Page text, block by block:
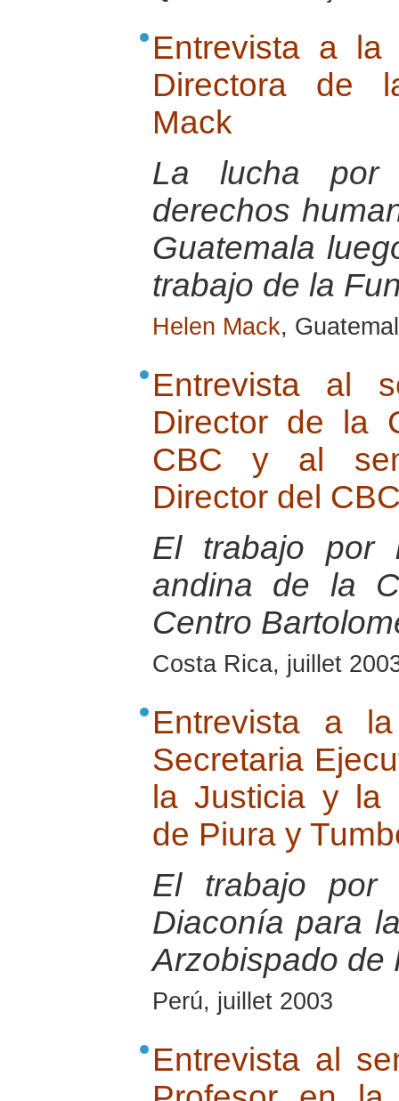
Entrevista a la
Directora de
Mack
La lucha
derechos
Guatemala
trabajo de la
Helen Mack,
Entrevista al
Director de la
CBC y al
Director del
El trabajo por
andina de la
Centro
Costa Rica, juillet
Entrevista a
Secretaria
la Justicia y la
de Piura y
El trabajo
Diaconía para
Arzobispado de
Perú, juillet 2003
Entrevista al